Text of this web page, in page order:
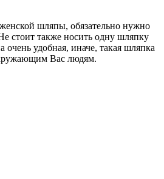
шляпы, обязательно нужно
стоит также носить одну шляпку
очень удобная, иначе, такая шляпка
Вас людям.